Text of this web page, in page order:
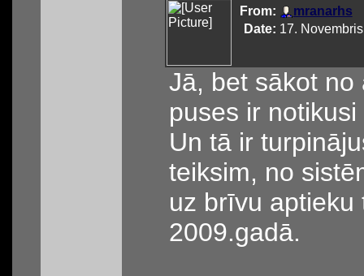
From:
mranarhs
Date: 17.
Jā, bet sākot no
puses ir
Un tā ir
teiksim, no
uz brīvu aptieku
2009.gadā.